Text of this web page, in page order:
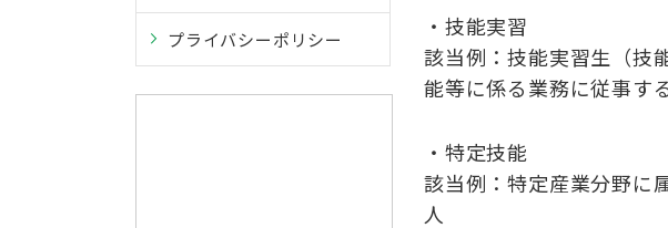
・技能実習
該当例：技能実習生（技
能等に係る業務に従事す
・特定技能
該当例：特定産業分野に
人
プライバシーポリシー